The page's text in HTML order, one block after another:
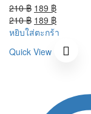
210฿ Original
price
was:
189 ฿Current
price
is:
210฿ Original
price
210 ฿.
189 ฿Current
price
189 ฿.
หยิบใส่ตะกร้า
Quick View